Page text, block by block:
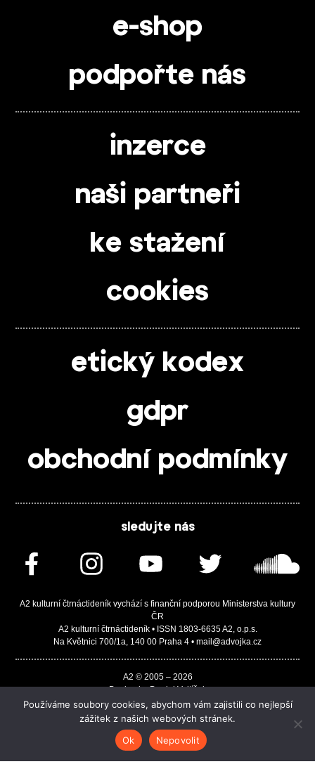
e-shop
podpořte nás
inzerce
naši partneři
ke stažení
cookies
etický kodex
gdpr
obchodní podmínky
sledujte nás
A2 kulturní čtrnáctideník vychází s finanční podporou Ministerstva kultury
ČR
A2 kulturní čtrnáctideník • ISSN 1803-6635 A2, o.p.s.
Na Květnici 700/1a, 140 00 Praha 4 • mail@advojka.cz
A2 © 2005 – 2026
Design by Daniel Vojtíšek
Built by JASA-IT & ChSoft
Používáme soubory cookies, abychom vám zajistili co nejlepší
zážitek z našich webových stránek.
Ok
Nepovolit